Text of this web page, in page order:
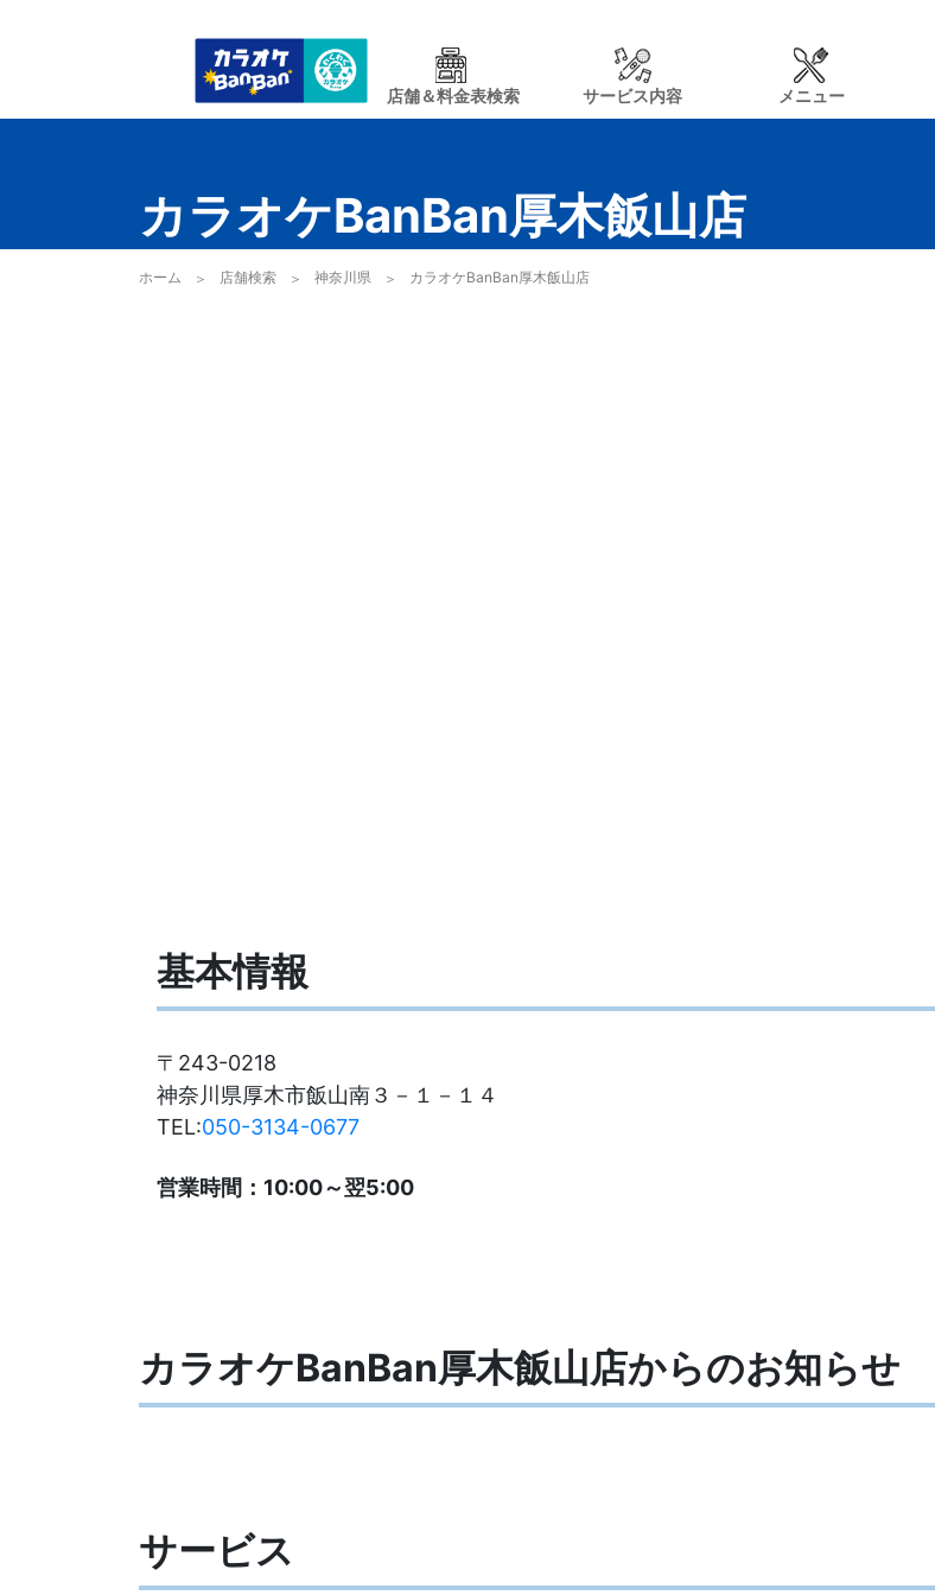
店舗＆料金表検索 サービス内容 メニュー
カラオケBanBan厚木飯山店
ホーム 店舗検索 神奈川県 カラオケBanBan厚木飯山店
基本情報
〒243-0218
神奈川県厚木市飯山南３－１－１４
TEL:050-3134-0677
営業時間：10:00～翌5:00
カラオケBanBan厚木飯山店からのお知らせ
サービス